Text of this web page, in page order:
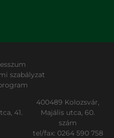
szabályzat
41.
400489 Kolozsvár,
Majális utca, 60.
szám
tel/fax: 0264 590 758